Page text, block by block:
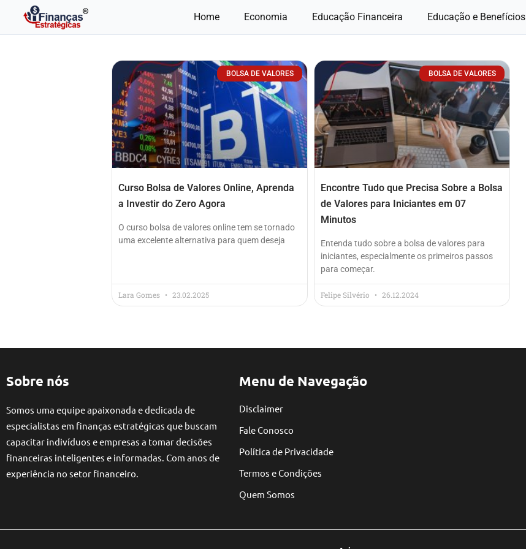
Home Economia Educação Financeira Educação e Benefícios
BOLSA DE VALORES
Curso Bolsa de Valores Online, Aprenda
a Investir do Zero Agora
O curso bolsa de valores online tem se tornado
uma excelente alternativa para quem deseja
Lara Gomes 23.02.2025
BOLSA DE VALORES
Encontre Tudo que Precisa Sobre a Bolsa
de Valores para Iniciantes em 07
Minutos
Entenda tudo sobre a bolsa de valores para
iniciantes, especialmente os primeiros passos
para começar.
Felipe Silvério 26.12.2024
Sobre nós
Somos uma equipe apaixonada e dedicada de
especialistas em finanças estratégicas que buscam
capacitar indivíduos e empresas a tomar decisões
financeiras inteligentes e informadas. Com anos de
experiência no setor financeiro.
Menu de Navegação
Disclaimer
Fale Conosco
Política de Privacidade
Termos e Condições
Quem Somos